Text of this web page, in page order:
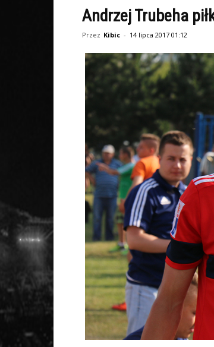
Andrzej Trubeha
Przez Kibic - 14 lipca 2017 01:12